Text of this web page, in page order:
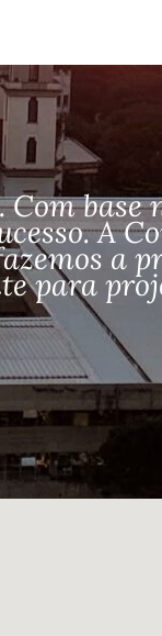
base
A
a
para